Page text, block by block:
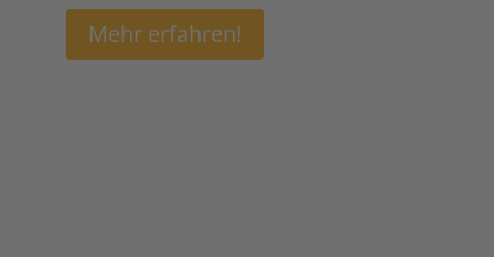
Mehr erfahren!